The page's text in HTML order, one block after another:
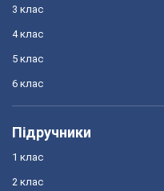
3 клас
4 клас
5 клас
6 клас
Підручники
1 клас
2 клас